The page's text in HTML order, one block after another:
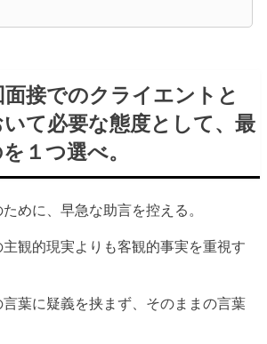
接でのクライエントと
て必要な態度として、最
１つ選べ。
めに、早急な助言を控える。
観的現実よりも客観的事実を重視す
葉に疑義を挟まず、そのままの言葉